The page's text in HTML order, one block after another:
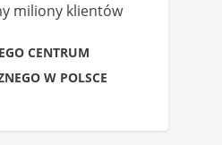
miliony klientów
CENTRUM
W POLSCE